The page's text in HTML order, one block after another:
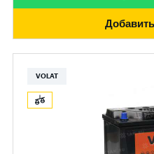
VOLAT